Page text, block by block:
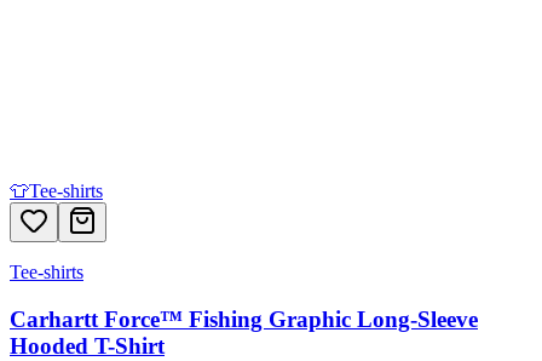
👕Tee-shirts
Tee-shirts
Carhartt Force™ Fishing Graphic Long-Sleeve
Hooded T-Shirt